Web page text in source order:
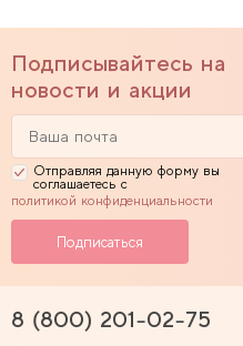
Подписывайтесь на
новости и акции
Отправляя данную форму вы
соглашаетесь с
политикой конфиденциальности
8 (800) 201-02-75